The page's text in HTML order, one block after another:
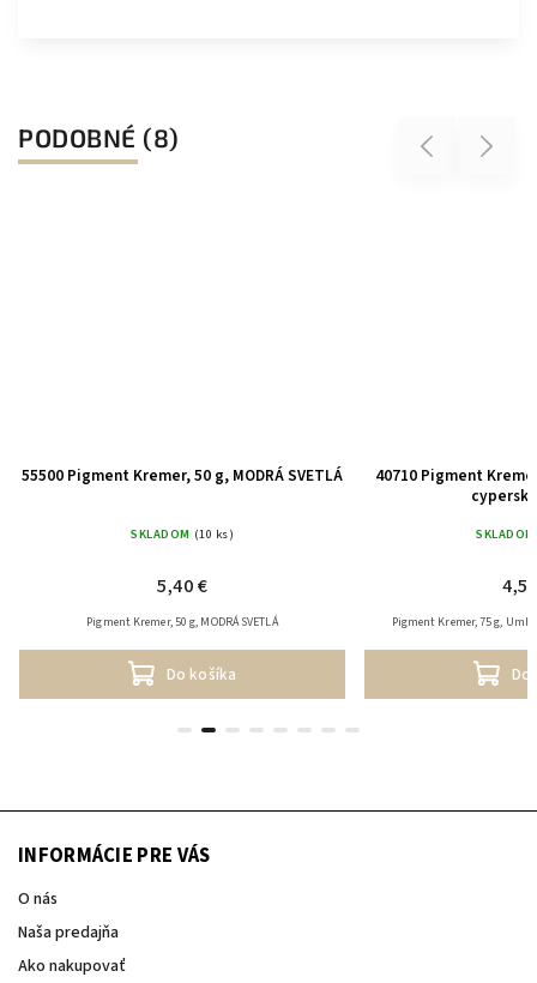
PODOBNÉ (8) Previous
55500 Pigment Kremer, 50 g, MODRÁ SVETLÁ
SKLADOM (10 ks)
5,40 €
Do košíka
Pigment Kremer, 50 g, MODRÁ SVETLÁ
40710 Pigment
SKLADOM
Do
Pigment Kremer, 75 g,
Next
INFORMÁCIE PRE VÁS
O nás
Naša predajňa
Ako nakupovať